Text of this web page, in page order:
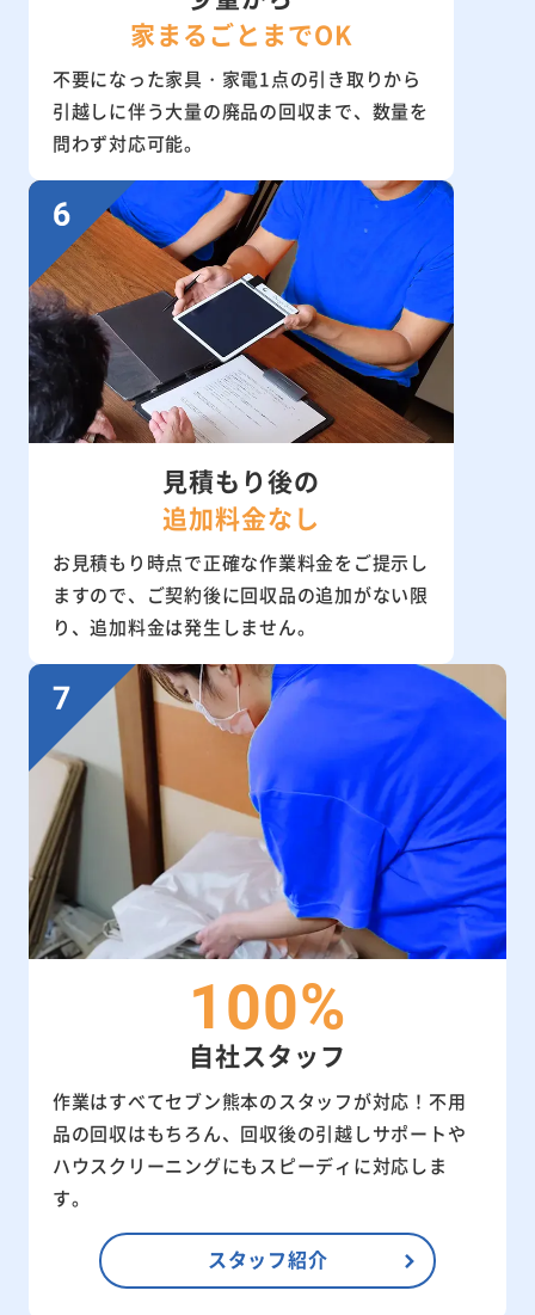
家まるごとまでOK
不要になった家具・家電1点の引き取りから
引越しに伴う大量の廃品の回収まで、数量を
問わず対応可能。
見積もり後の
追加料金なし
お見積もり時点で正確な作業料金をご提示し
ますので、ご契約後に回収品の追加がない限
り、追加料金は発生しません。
100%
自社スタッフ
作業はすべてセブン熊本のスタッフが対応！不用
品の回収はもちろん、回収後の引越しサポートや
ハウスクリーニングにもスピーディに対応しま
す。
スタッフ紹介